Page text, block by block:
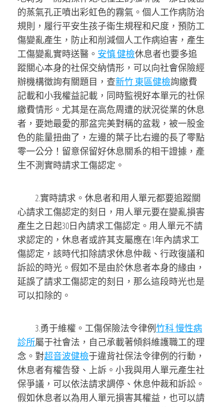
的蒸氣孔正噴出彩虹色的霧氣。個人工作病防治
規則，履行平安生孩子衛生規程和尺度，預防工
傷變亂產生，防止和削減個人工作病迫害，產生
工傷變亂實時送醫。 安慎 健檢休息者也要多追
蹤關心本身的社保交納情形，可以向社會保險經
辦機構徵詢有關題目，查新竹 東區健檢詢繳費
記載和小我權益記載，同時監視好本單元的社保
繳費情形。尤其是在高危周遭的狀況從業的休息
者，要她最愛的那盆完美對稱的盆栽，被一股金
色的能量扭曲了，左邊的葉子比右邊的長了零點
零一公分！留意保留好休息關系的相干證據，產
生不測實時請求工傷認定。
2.實時請求。休息者和用人單元都要追蹤關
心請求工傷認定的刻日，用人單元要在變亂損害
產生之日起30日內請求工傷認定。用人單元不請
求認定的，休息者或許其支屬應在1年內請求工
傷認定，該時代扣除請求休息仲裁、行政復議和
訴訟的時光。假如不是由於休息者本身的緣由，
延誤了請求工傷認定的刻日，那么這段時光也是
可以扣除的。
3.勇于維權。工傷保險法令律例竹科 慢性病
診所屬于社會法，自己承載著傾斜維護職工的理
念。對超音波健檢于違背社保法令律例的行動，
休息者有權告發、上訴。小我與用人單元產生社
保爭議，可以依法請求調停、休息仲裁和訴訟。
假如休息者以為用人單元損害其權益，也可以請